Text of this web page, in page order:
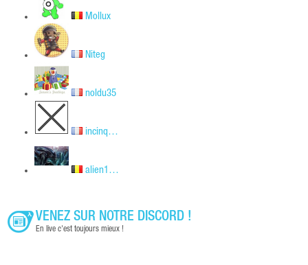
Mollux
Niteg
noldu35
incinq…
alien1…
VENEZ SUR NOTRE DISCORD !
En live c'est toujours mieux !